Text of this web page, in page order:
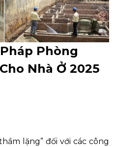
Phòng
Nhà Ở 2025
lặng” đối với các công